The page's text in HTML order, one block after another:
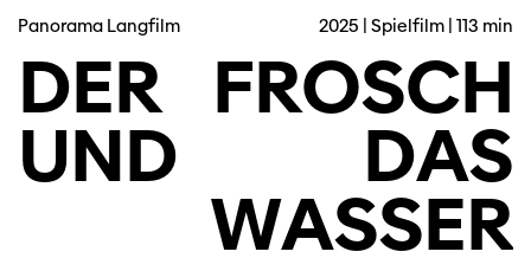
Panorama Langfilm 2025 | Spielfilm | 113 min
DER FROSCH
UND DAS
WASSER